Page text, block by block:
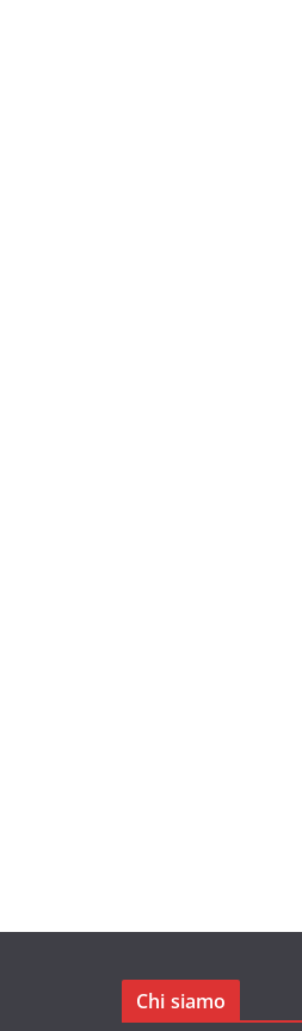
Chi siamo